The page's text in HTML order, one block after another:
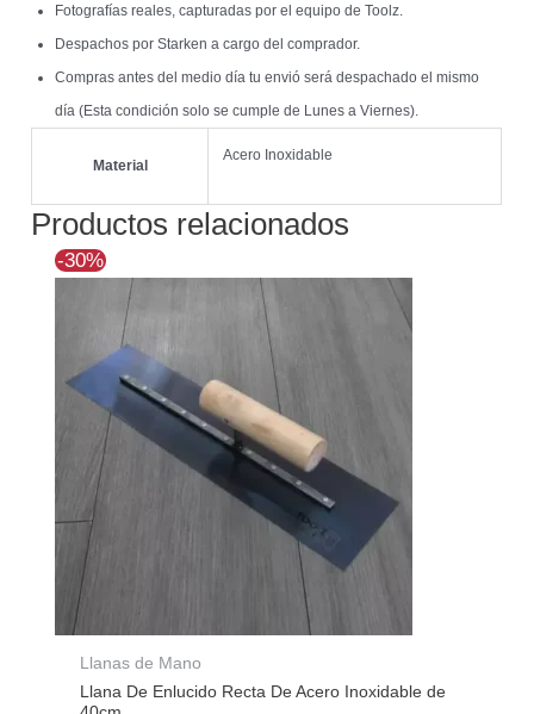
Fotografías reales, capturadas por el equipo de Toolz.
Despachos por Starken a cargo del comprador.
Compras antes del medio día tu envió será despachado el mismo
día (Esta condición solo se cumple de Lunes a Viernes).
Material
Acero Inoxidable
Productos relacionados
-30%
Llanas de Mano
Llana De Enlucido Recta De Acero Inoxidable de
precio
$20.589.
precio
$14.410.